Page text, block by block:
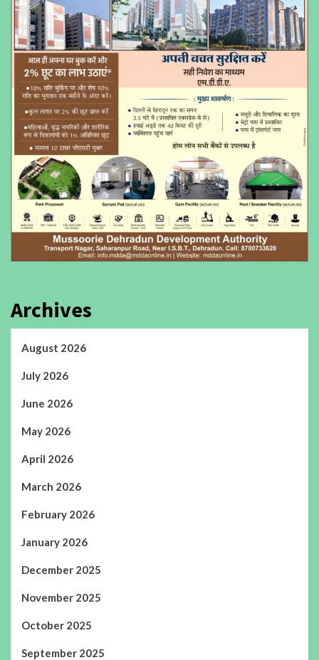
Archives
August 2026
July 2026
June 2026
May 2026
April 2026
March 2026
February 2026
January 2026
December 2025
November 2025
October 2025
September 2025